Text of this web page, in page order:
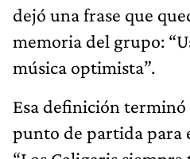
dejó una frase que
memoria del grupo:
música optimista”.
Esa definición
punto de partida para